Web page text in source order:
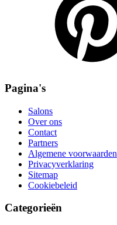
Pagina's
Salons
Over ons
Contact
Partners
Algemene voorwaarden
Privacyverklaring
Sitemap
Cookiebeleid
Categorieën